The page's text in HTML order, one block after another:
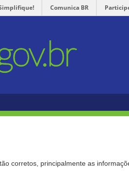
Comunica BR
corretos, principalmente as